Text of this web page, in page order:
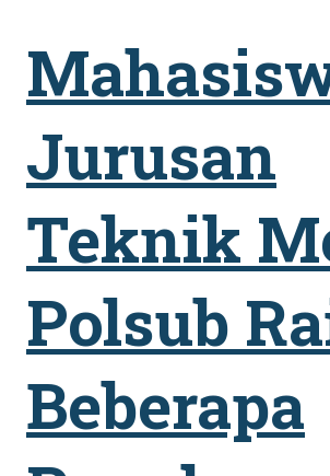
Jurusan
Teknik
Polsub
Beberapa